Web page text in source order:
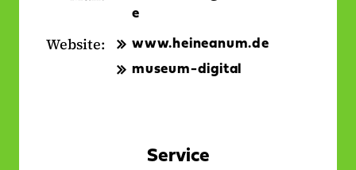
e
Website:
www.heineanum.de
museum-digital
Service